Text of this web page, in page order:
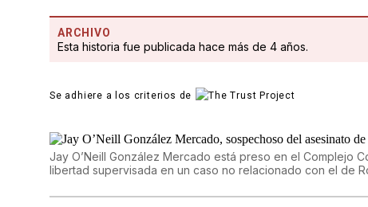
ARCHIVO
Esta historia fue publicada hace más de 4 años.
Se adhiere a los criterios de
Jay O’Neill González Mercado está preso en el Complejo
libertad supervisada en un caso no relacionado con el de